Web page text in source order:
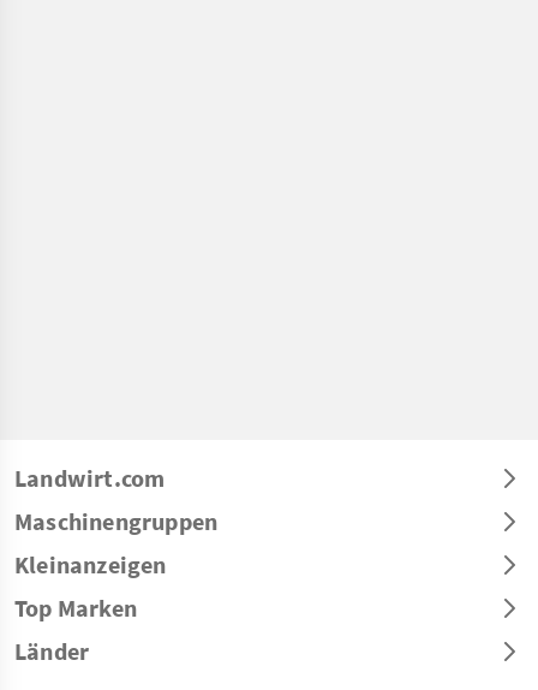
Landwirt.com
Maschinengruppen
Kleinanzeigen
Top Marken
Länder